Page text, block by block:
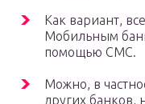
Как вариант,
Мобильным
помощью СМС.
Можно, в
других банков,